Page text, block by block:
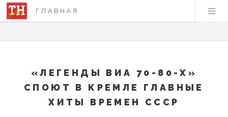
ГЛАВНАЯ
«ЛЕГЕНДЫ ВИА 70-80-Х»
СПОЮТ В КРЕМЛЕ ГЛАВНЫЕ
ХИТЫ ВРЕМЕН СССР